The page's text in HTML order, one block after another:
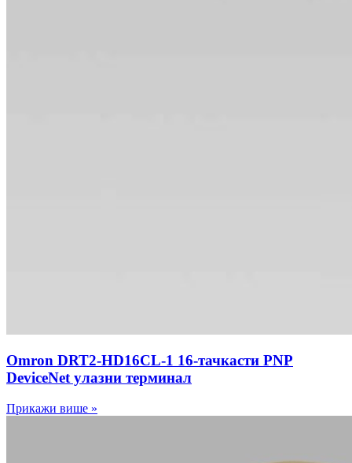
Omron DRT2-HD16CL-1 16-тачкасти PNP
DeviceNet улазни терминал
Прикажи више »